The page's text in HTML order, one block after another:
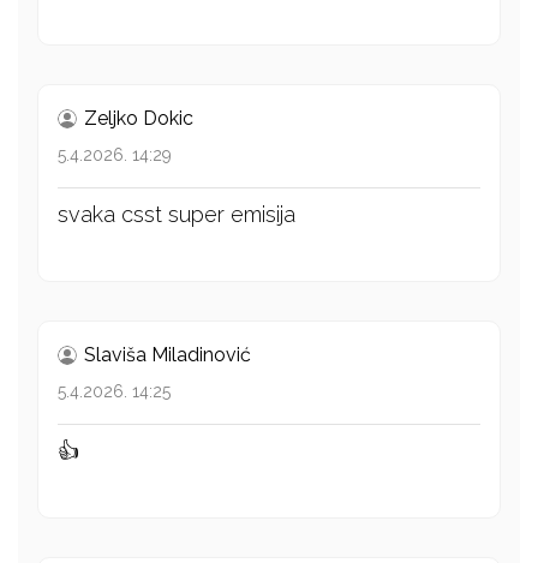
Zeljko Dokic
5.4.2026. 14:29
svaka csst super emisija
Slaviša Miladinović
5.4.2026. 14:25
👍